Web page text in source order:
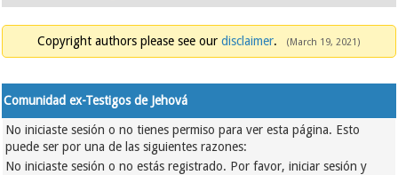
Copyright authors please see our disclaimer. (March 19, 2021)
Comunidad ex-Testigos de Jehová
No iniciaste sesión o no tienes permiso para ver esta página. Esto
puede ser por una de las siguientes razones:
No iniciaste sesión o no estás registrado. Por favor, iniciar sesión y